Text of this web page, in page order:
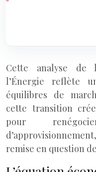
Cette analyse de
l’Énergie reflète
équilibres de
cette transition
pour
remise en question